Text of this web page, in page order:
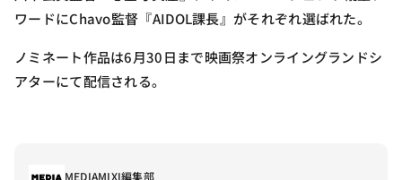
ワードにChavo監督『AIDOL課長』がそれぞれ選ばれた。
ノミネート作品は6月30日まで映画祭オンライングランドシ
アターにて配信される。
MEDIAMIXI編集部